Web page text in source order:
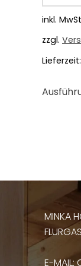
inkl.
zzgl.
Lieferzeit:
MINKA
E-MAIL: